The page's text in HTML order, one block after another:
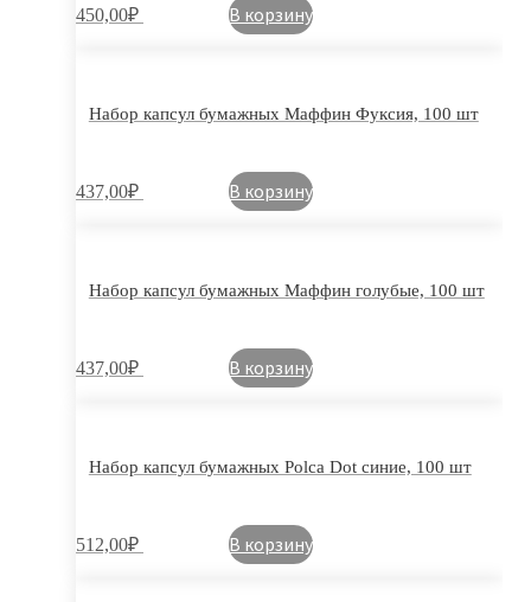
450,00₽ В корзину
Набор капсул бумажных Маффин Фуксия, 100 шт
437,00₽ В корзину
Набор капсул бумажных Маффин голубые, 100 шт
437,00₽ В корзину
Набор капсул бумажных Polca Dot синие, 100 шт
512,00₽ В корзину